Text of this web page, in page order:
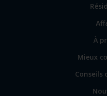
À
Mieux
Conseils